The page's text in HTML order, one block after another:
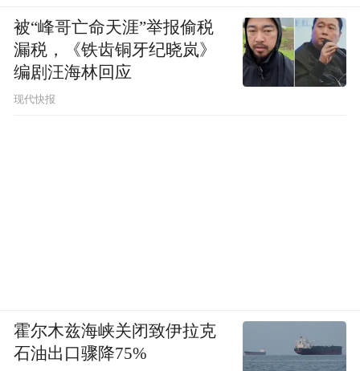
被“峰哥亡命天涯”举报偷税
漏税，《铁齿铜牙纪晓岚》
编剧汪海林回应
现代快报
霍尔木兹海峡关闭致伊拉克
石油出口骤降75%